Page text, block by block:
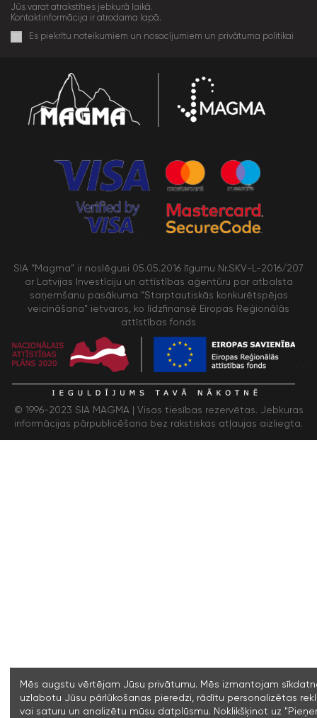
Jūs varat atrakstīties jebkurā laikā.
Kontaktinformācija ir atrodama lapā.
Es piekrītu noteikumiem un nosacījumiem un privātuma politikai
SIA “Magma” ir noslēgusi 05.05.2016 līgumu Nr.SKV-L-2016/207
ar Latvijas Investīciju un attīstības aģentūru par atbalsta
saņemšanu pasākuma “Starptautiskās konkurētspējas
veicināšana” ietvaros, ko līdzfinansē Eiropas Reģionālās
attīstības fonds
© 1996-2023 SIA MAGMA | Visas tiesības rezervētas. Jebkuras
informācijas pārpublicēšana bez rakstiskas atļaujas aizliegta.
Mēs augstu vērtējam Jūsu privātumu. Mēs izmantojam
uzlabotu Jūsu pārlūkošanas pieredzi, rādītu personalizētas
vai saturu un analizētu mūsu datplūsmu. Noklikšķinot uz